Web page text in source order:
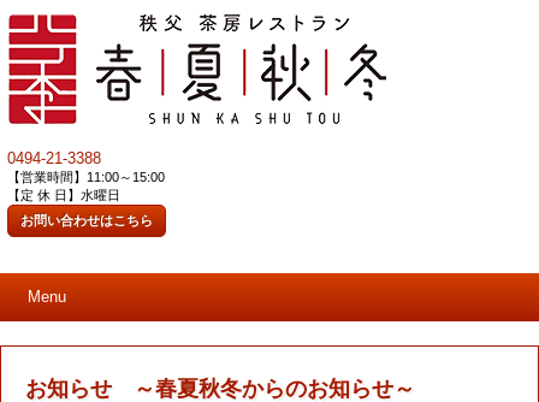
0494-21-3388
【営業時間】11:00～15:00
【定 休 日】水曜日
お問い合わせはこちら
Menu
お知らせ ～春夏秋冬からのお知らせ～